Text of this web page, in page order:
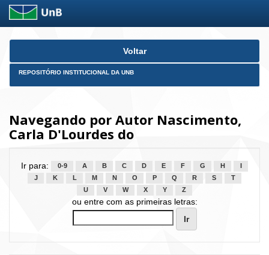
Skip
Voltar
REPOSITÓRIO INSTITUCIONAL DA UNB
Navegando por Autor Nascimento,
Carla D'Lourdes do
Ir para: 0-9 A B C D E F G H
J
K L M N O P Q R S
T
U
V W X Y Z
ou entre com as primeiras letras: